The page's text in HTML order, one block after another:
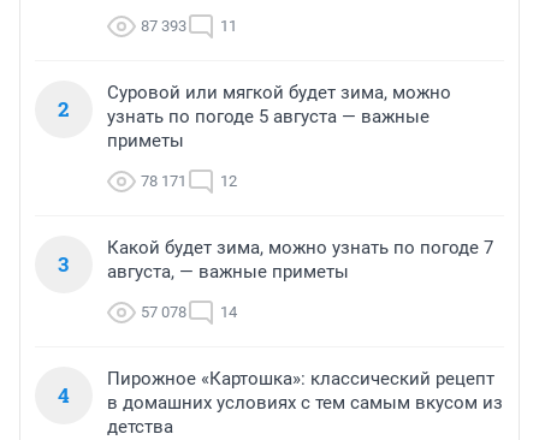
87 393 11
2
Суровой или мягкой будет зима, можно
узнать по погоде 5 августа — важные
приметы
78 171 12
3
Какой будет зима, можно узнать по погоде 7
августа, — важные приметы
57 078 14
4
Пирожное «Картошка»: классический рецепт
в домашних условиях с тем самым вкусом из
детства